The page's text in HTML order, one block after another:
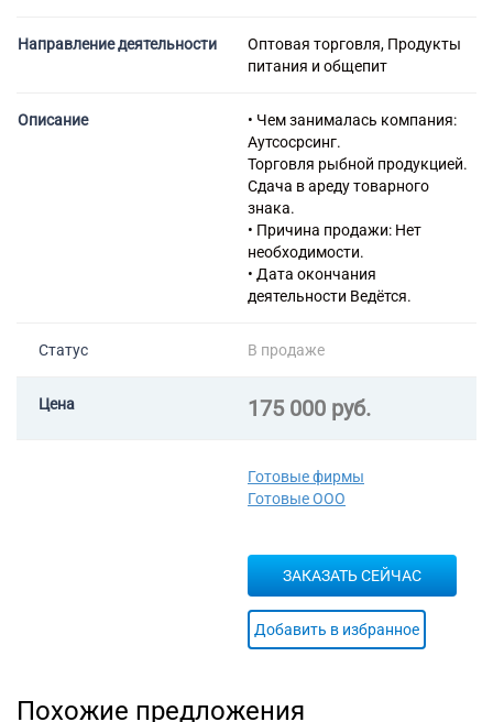
автомобильного грузового
транспорта
оказанию услуг в области
бухгалтерского учета, по
проведению финансового
аудита, по налоговому
консультированию
70.22 Консультирование по
вопросам коммерческой
деятельности и управления
74.90 Деятельность
включенная в другие
46.17.2 Деятельность агентов
по оптовой торговле
Направление деятельности
Оптовая торговля, Продукты
питания и общепит
Описание
• Чем занималась компания:
Аутсосрсинг.
Торговля рыбной продукцией.
Сдача в ареду товарного
знака.
• Причина продажи: Нет
необходимости.
• Дата окончания
деятельности Ведётся.
Статус В продаже
Цена 175 000 руб.
Готовые фирмы
Готовые ООО
ЗАКАЗАТЬ СЕЙЧАС
Добавить в избранное
Похожие предложения